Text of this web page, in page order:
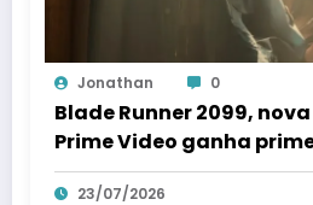
Jonathan 0
Blade Runner 2099,
Prime Video ganha
23/07/2026